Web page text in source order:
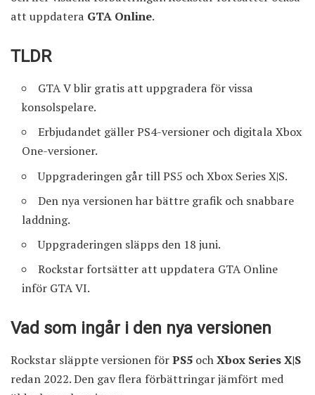
att uppdatera GTA Online.
TLDR
GTA V blir gratis att uppgradera för vissa
konsolspelare.
Erbjudandet gäller PS4-versioner och digitala Xbox
One-versioner.
Uppgraderingen går till PS5 och Xbox Series X|S.
Den nya versionen har bättre grafik och snabbare
laddning.
Uppgraderingen släpps den 18 juni.
Rockstar fortsätter att uppdatera GTA Online
inför GTA VI.
Vad som ingår i den nya versionen
Rockstar släppte versionen förPS5 ochXbox Series X|S
redan 2022. Den gav flera förbättringar jämfört med